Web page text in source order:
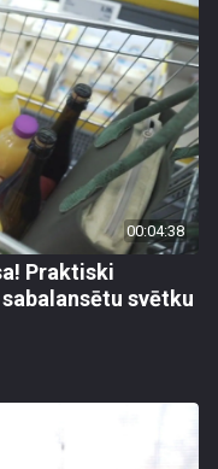
00:04:38
Praktiski
svētku